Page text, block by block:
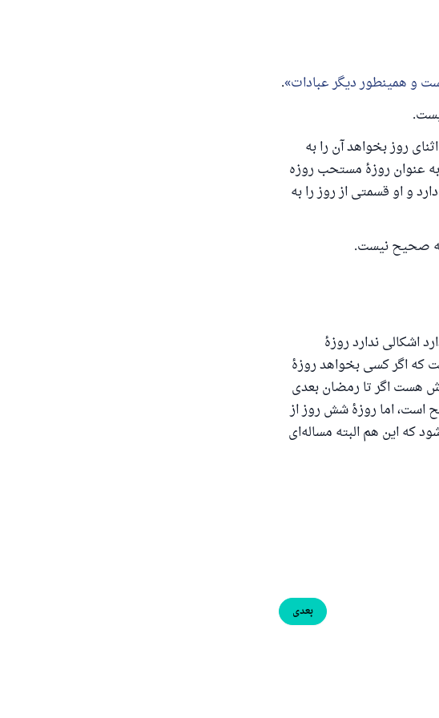
و همینطور دیگر عبادات .
روز بخواهد آن را به
عنوان روزهٔ مستحب روزه
و او قسمتی از روز را به
که صحیح نیست.
اشکالی ندارد روزهٔ
که اگر کسی بخواهد روزهٔ
هست اگر تا رمضان بعدی
اما روزهٔ شش روز از
که این هم البته مساله‌ای
بعدی
را یاری می‌دهد.
را خواهد